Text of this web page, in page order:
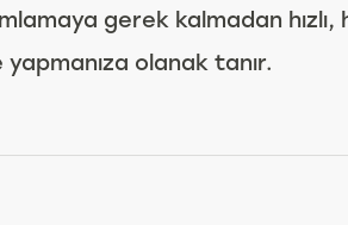
gerek kalmadan hızlı,
olanak tanır.